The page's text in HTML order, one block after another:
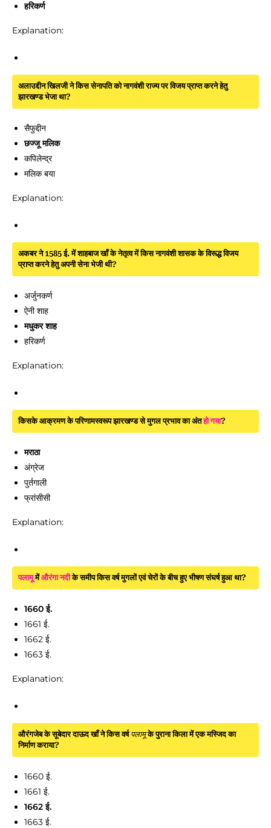
हरिकर्ण
Explanation:
अलाउद्दीन खिलजी ने किस सेनापति को नागवंशी राज्य पर विजय प्राप्त करने हेतु
झारखण्ड भेजा था?
सैफुद्दीन
छज्जू मलिक
कपिलेन्द्र
मलिक बया
Explanation:
अकबर ने 1585 ई. में शाहबाज खाँ के नेतृत्व में किस नागवंशी शासक के विरूद्ध विजय
प्राप्त करने हेतु अपनी सेना भेजी थी?
अर्जुनकर्ण
ऐनी शाह
मधुकर शाह
हरिकर्ण
Explanation:
किसके आक्रमण के परिणामस्वरूप झारखण्ड से मुगल प्रभाव का अंतहो गया?
मराठा
अंग्रेज
पुर्तगाली
फ्रांसीसी
Explanation:
पलामूमेंऔरंगा नदीके समीप किस वर्ष मुगलों एवं चेरों के बीच हुए भीषण संघर्ष हुआ था?
1660 ई.
1661 ई.
1662 ई.
1663 ई.
Explanation:
औरंगजेब के सूबेदार दाऊद खाँ ने किस वर्ष पलामूके पुराना किला में एक मस्जिद का
निर्माण कराया?
1660 ई.
1661 ई.
1662 ई.
1663 ई.